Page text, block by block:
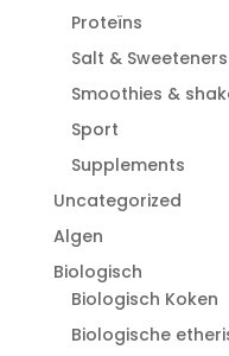
Proteïns
Salt & Sweeteners
Smoothies &
Sport
Supplements
Uncategorized
Algen
Biologisch
Biologisch Koken
Biologische